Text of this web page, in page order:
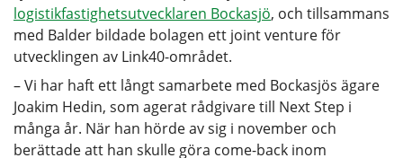
logistikfastighetsutvecklaren Bockasjö, och tillsammans
med Balder bildade bolagen ett joint venture för
utvecklingen av Link40-området.
– Vi har haft ett långt samarbete med Bockasjös ägare
Joakim Hedin, som agerat rådgivare till Next Step i
många år. När han hörde av sig i november och
berättade att han skulle göra come-back inom